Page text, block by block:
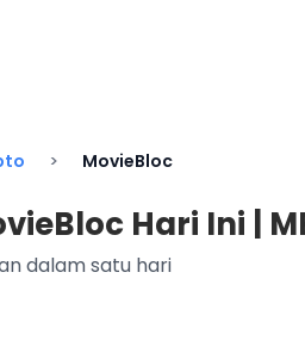
MovieBloc
Hari Ini |
dalam satu hari